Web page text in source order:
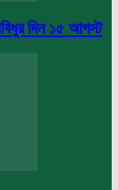
দিন ১৫ আগস্ট